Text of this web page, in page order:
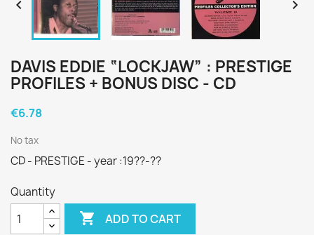
 
DAVIS EDDIE “LOCKJAW” : PRESTIGE
PROFILES + BONUS DISC - CD
€6.78
No tax
CD - PRESTIGE - year :19??-??
Quantity
 ADD TO CART